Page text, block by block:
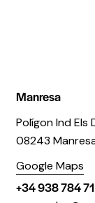
Manresa
Polígon Ind Els
08243
Google Maps
+34 938 784